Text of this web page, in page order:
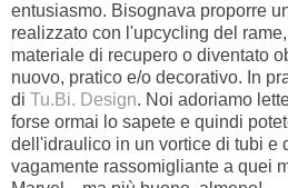
entusiasmo. Bisognava proporre
realizzato con l'upcycling del
materiale di recupero o diventato
nuovo, pratico e/o decorativo. In
di Tu.Bi. Design. Noi adoriamo
forse ormai lo sapete e quindi
dell'idraulico in un vortice di tubi e
vagamente rassomigliante a quei